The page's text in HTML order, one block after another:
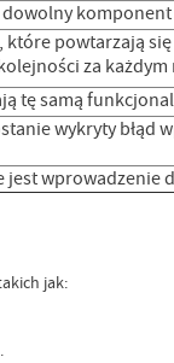
dowolny
które powtarzają
za
tę samą
wykryty błąd
jest
jak: